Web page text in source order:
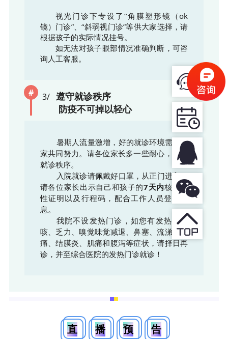
视光门诊下专设了“角膜塑形镜（ok
镜）门诊”、“斜弱视门诊”等供大家选择，请
根据孩子的实际情况挂号。
如无法对孩子眼部情况准确判断，可咨
询人工客服。
# 3/遵守就诊秩序
防疫不可掉以轻心
暑期人流量激增，好的就诊环境需要大
家共同努力。请各位家长多一些耐心，遵守
就诊秩序。
入院就诊请佩戴好口罩，从正门进入。
请各位家长出示自己和孩子的7天内核酸阴
性证明以及行程码，配合工作人员登记信
息。
我院不设发热门诊，如您有发热、干
咳、乏力、嗅觉味觉减退、鼻塞、流涕、咽
痛、结膜炎、肌痛和腹泻等症状，请择日再
诊，并至综合医院的发热门诊就诊！
直 播 预 告